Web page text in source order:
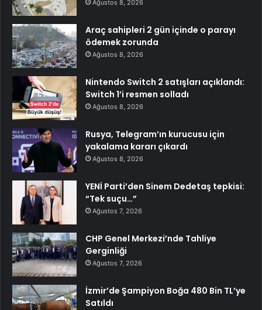
Ağustos 8, 2026
Araç sahipleri 2 gün içinde o parayı
ödemek zorunda
Ağustos 8, 2026
Nintendo Switch 2 satışları açıklandı:
Switch 1’i resmen solladı
Ağustos 8, 2026
Rusya, Telegram’ın kurucusu için
yakalama kararı çıkardı
Ağustos 8, 2026
YENİ Parti’den Sinem Dedetaş tepkisi:
“Tek suçu…”
Ağustos 7, 2026
CHP Genel Merkezi’nde Tahliye
Gerginliği
Ağustos 7, 2026
İzmir’de Şampiyon Boğa 480 Bin TL’ye
Satıldı